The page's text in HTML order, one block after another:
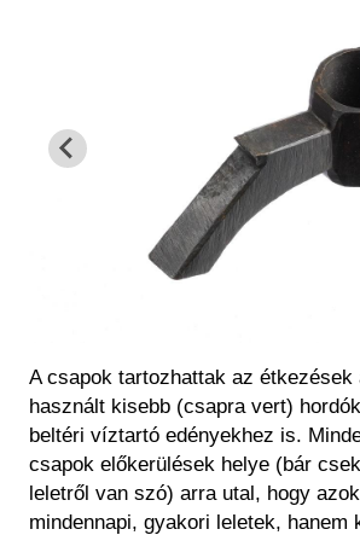
A csapok tartozhattak az étkezések
használt kisebb (csapra vert)
beltéri víztartó edényekhez is.
csapok előkerülések helye (bár
leletről van szó) arra utal, hogy
mindennapi, gyakori leletek, hanem